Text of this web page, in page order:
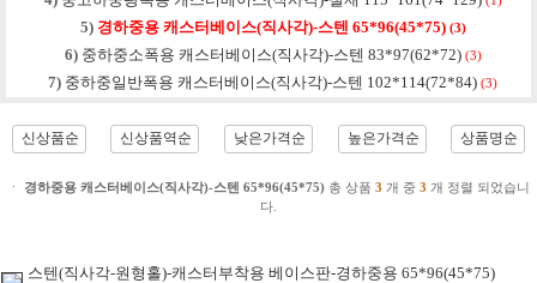
5) 경하중용 캐스터베이스(직사각)-스텐 65*96(45*75) (3)
6) 중하중소폭용 캐스터베이스(직사각)-스텐 83*97(62*72) (3)
7) 중하중일반폭용 캐스터베이스(직사각)-스텐 102*114(72*84) (3)
신상품순 신상품역순 낮은가격순 높은가격순 상품명순
ㆍ 경하중용 캐스터베이스(직사각)-스텐 65*96(45*75) 총 상품 3 개 중 3 개 정렬 되었습니
다.
스텐(직사각-원형홀)-캐스터부착용 베이스판-경하중용 65*96(45*75)